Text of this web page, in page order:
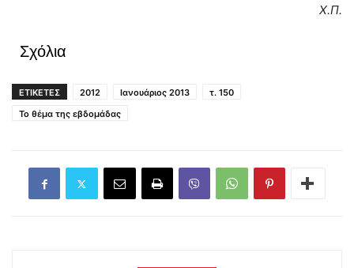
Χ.Π.
Σχόλια
ΕΤΙΚΕΤΕΣ 2012 Ιανουάριος 2013
τ. 150
Το θέμα της εβδομάδας